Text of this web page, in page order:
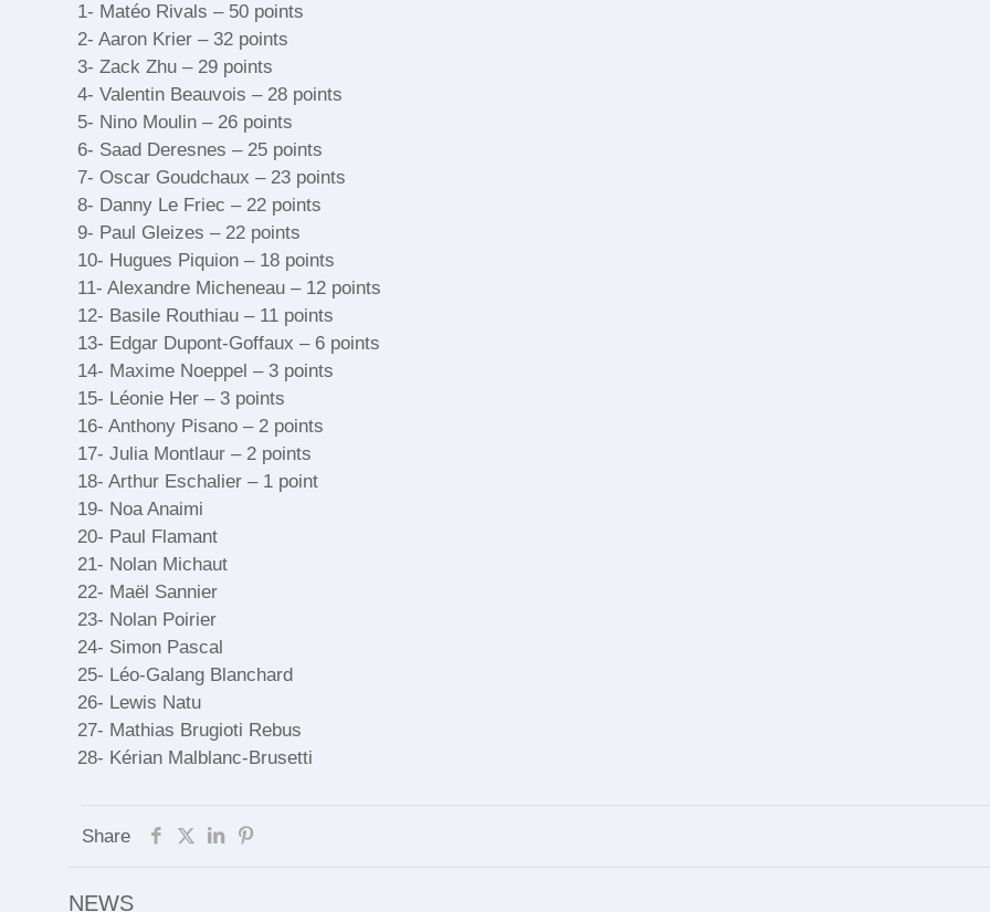
1- Matéo Rivals – 50 points
2- Aaron Krier – 32 points
3- Zack Zhu – 29 points
4- Valentin Beauvois – 28 points
5- Nino Moulin – 26 points
6- Saad Deresnes – 25 points
7- Oscar Goudchaux – 23 points
8- Danny Le Friec – 22 points
9- Paul Gleizes – 22 points
10- Hugues Piquion – 18 points
11- Alexandre Micheneau – 12 points
12- Basile Routhiau – 11 points
13- Edgar Dupont-Goffaux – 6 points
14- Maxime Noeppel – 3 points
15- Léonie Her – 3 points
16- Anthony Pisano – 2 points
17- Julia Montlaur – 2 points
18- Arthur Eschalier – 1 point
19- Noa Anaimi
20- Paul Flamant
21- Nolan Michaut
22- Maël Sannier
23- Nolan Poirier
24- Simon Pascal
25- Léo-Galang Blanchard
26- Lewis Natu
27- Mathias Brugioti Rebus
28- Kérian Malblanc-Brusetti
Share
NEWS